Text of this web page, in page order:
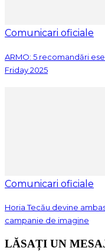
Comunicari oficiale
ARMO: 5 recomandări
Friday 2025
Comunicari oficiale
Horia Tecău devine
campanie de imagine
LĂSAȚI UN